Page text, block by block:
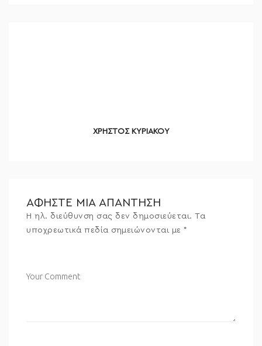
ΧΡΗΣΤΟΣ ΚΥΡΙΑΚΟΥ
ΑΦΉΣΤΕ ΜΙΑ ΑΠΆΝΤΗΣΗ
Η ηλ. διεύθυνση σας δεν δημοσιεύεται. Τα
υποχρεωτικά πεδία σημειώνονται με *